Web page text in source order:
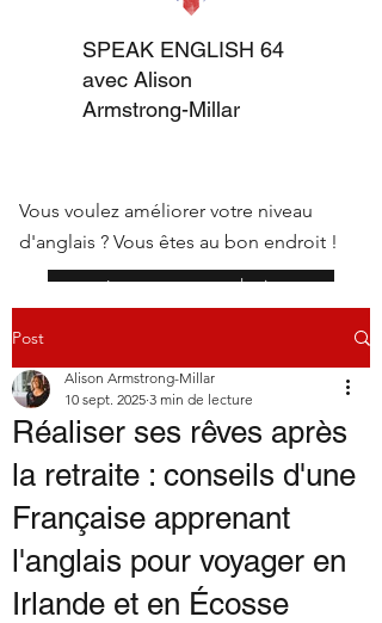
SPEAK ENGLISH 64
avec Alison
Armstrong-Millar
Vous voulez améliorer votre niveau
d'anglais ? Vous êtes au bon endroit !
réserver une consultation
Post
Réaliser ses rêves après
la retraite : conseils d'une
Française apprenant
l'anglais pour voyager en
Irlande et en Écosse
Alison Armstrong-Millar
10 sept. 2025 3 min de lecture